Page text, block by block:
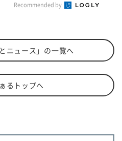
Recommended by
ニュース」の一覧へ
るトップへ